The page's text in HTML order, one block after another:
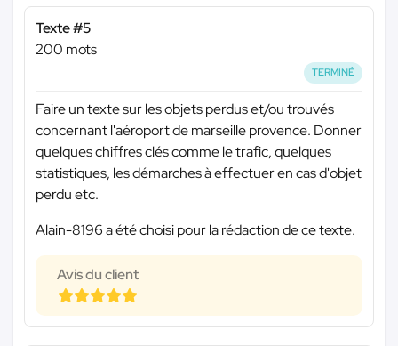
Texte #5
200 mots
TERMINÉ
Faire un texte sur les objets perdus et/ou trouvés
concernant l'aéroport de marseille provence. Donner
quelques chiffres clés comme le trafic, quelques
statistiques, les démarches à effectuer en cas d'objet
perdu etc.
Alain-8196 a été choisi pour la rédaction de ce texte.
Avis du client